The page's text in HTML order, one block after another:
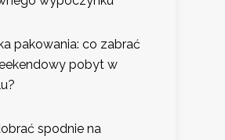
pakowania: co zabrać
pobyt w
spodnie na